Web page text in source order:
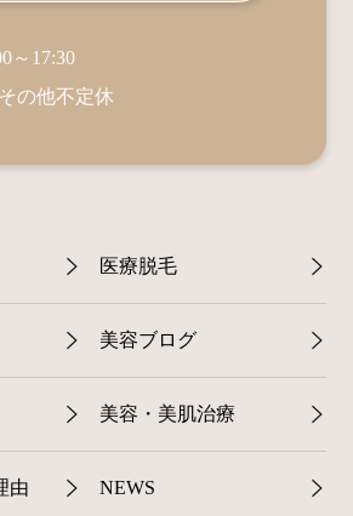
医療脱毛
美容ブログ
美容・美肌治療
由 NEWS
～17:30
の他不定休